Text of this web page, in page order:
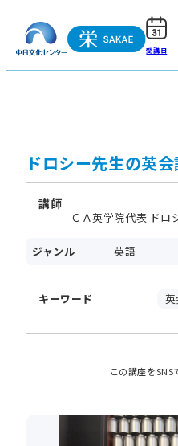
受講日
ドロシー先生の英
講師
ＣＡ英学院代表 ドロ
ジャンル 英語
キーワード
この講座をSNS